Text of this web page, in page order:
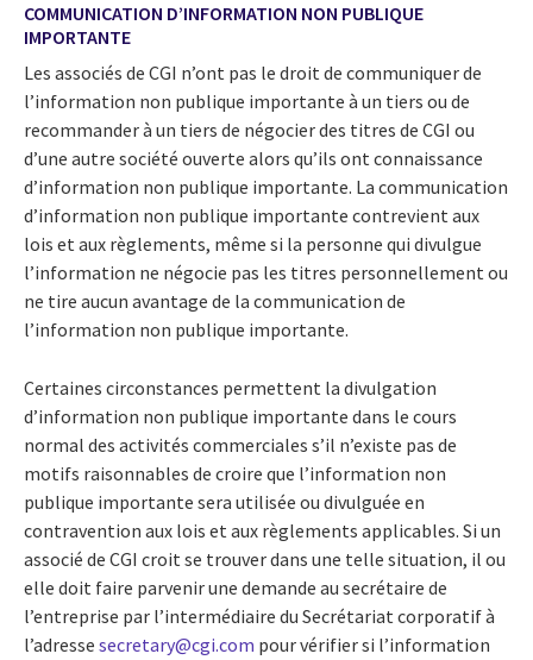
COMMUNICATION D’INFORMATION NON PUBLIQUE
IMPORTANTE
Les associés de CGI n’ont pas le droit de communiquer de
l’information non publique importante à un tiers ou de
recommander à un tiers de négocier des titres de CGI ou
d’une autre société ouverte alors qu’ils ont connaissance
d’information non publique importante. La communication
d’information non publique importante contrevient aux
lois et aux règlements, même si la personne qui divulgue
l’information ne négocie pas les titres personnellement ou
ne tire aucun avantage de la communication de
l’information non publique importante.
Certaines circonstances permettent la divulgation
d’information non publique importante dans le cours
normal des activités commerciales s’il n’existe pas de
motifs raisonnables de croire que l’information non
publique importante sera utilisée ou divulguée en
contravention aux lois et aux règlements applicables. Si un
associé de CGI croit se trouver dans une telle situation, il ou
elle doit faire parvenir une demande au secrétaire de
l’entreprise par l’intermédiaire du Secrétariat corporatif à
l’adresse secretary@cgi.com pour vérifier si l’information